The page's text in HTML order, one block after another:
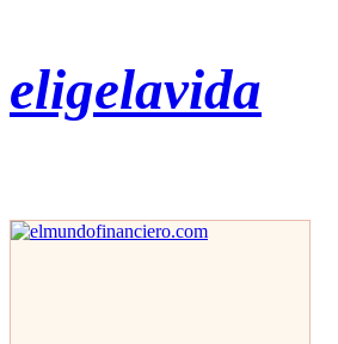
eligelavida